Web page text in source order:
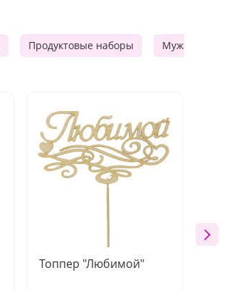
Продуктовые наборы Мужские
Топпер "Любимой"